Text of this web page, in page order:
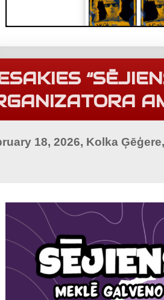
18, 2026, Kolka